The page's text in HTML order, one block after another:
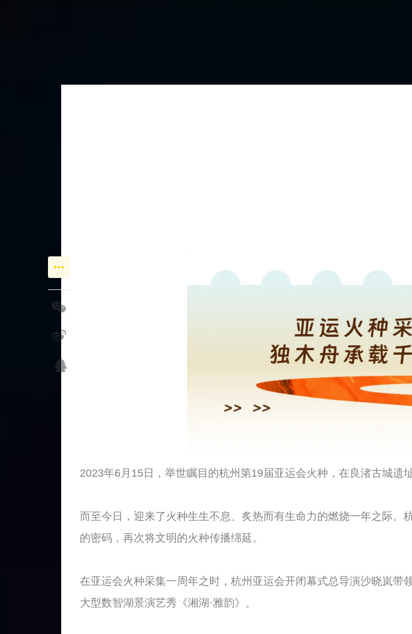
2023年6月15日，举世瞩目的杭州第19届亚运会火种，在良渚古城遗
而至今日，迎来了火种生生不息、炙热而有生命力的燃烧一年之际
的密码，再次将文明的火种传播绵延。
在亚运会火种采集一周年之时，杭州亚运会开闭幕式总导演沙晓岚
大型数智湖景演艺秀《湘湖·雅韵》。